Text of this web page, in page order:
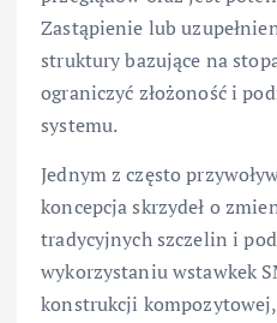
Zastąpienie lub
struktury bazujące na
ograniczyć złożoność i
systemu.
Jednym z często
koncepcja skrzydeł o
tradycyjnych szczelin i
wykorzystaniu wstawkek
konstrukcji